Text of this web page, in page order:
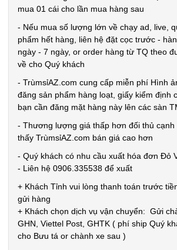
mua 01 cái cho lần mua hàng sau
- Nếu mua số lượng lớn về chạy ad, live,
phẩm hết hàng, liên hệ đặt cọc trước -
ngày - 7 ngày, or order hàng từ TQ theo
về cho Quý khách
- TrùmsỉAZ.com cung cấp miễn phí Hình
đăng sản phẩm hàng loạt, giấy kiểm định
bạn cần đăng mặt hàng này lên các sàn
- Thương lượng giá thấp hơn đối thủ cạnh
thấy TrùmsỉAZ.com bán giá cao hơn
- Quý khách có nhu cầu xuất hóa đơn Đỏ
- Liên hệ 0906.335538 để xuất
+ Khách Tỉnh vui lòng thanh toán trước
gửi hàng
+ Khách chọn dịch vụ vận chuyển: Gửi
GHN, Viettel Post, GHTK ( phí ship Quý
cho Bưu tá or chành xe sau )